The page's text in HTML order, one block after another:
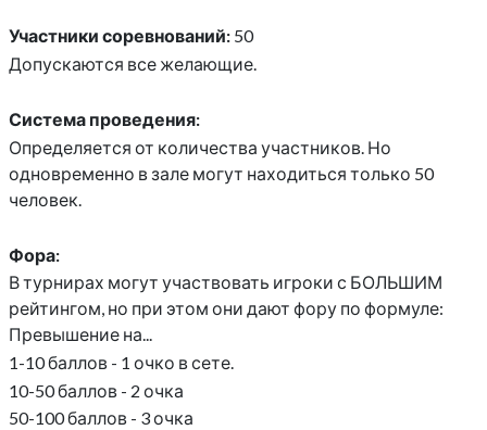
Участники соревнований: 50
Допускаются все желающие.
Система проведения:
Определяется от количества участников. Но
одновременно в зале могут находиться только 50
человек.
Фора:
В турнирах могут участвовать игроки с БОЛЬШИМ
рейтингом, но при этом они дают фору по формуле:
Превышение на...
1-10 баллов - 1 очко в сете.
10-50 баллов - 2 очка
50-100 баллов - 3 очка